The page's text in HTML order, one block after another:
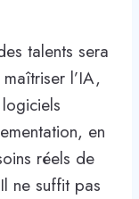
talents sera
l’IA,
en
réels de
ne suffit pas